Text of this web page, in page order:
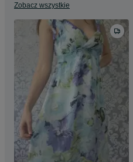
Zobacz wszystkie